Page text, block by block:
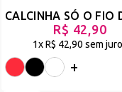
R$ 42,90
1xR$ 42,90 sem
+